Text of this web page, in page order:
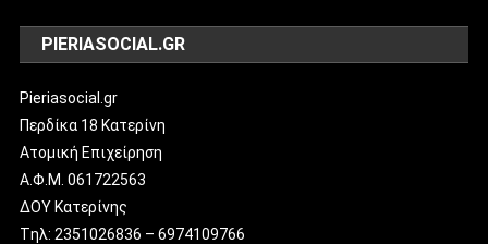
PIERIASOCIAL.GR
Pieriasocial.gr
Περδίκα 18 Κατερίνη
Ατομική Επιχείρηση
Α.Φ.Μ. 061722563
ΔΟΥ Κατερίνης
Tηλ: 2351026836 – 6974109766